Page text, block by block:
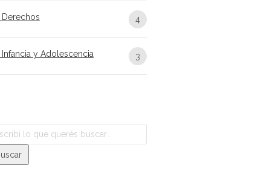
Derechos 4
Infancia y Adolescencia 3